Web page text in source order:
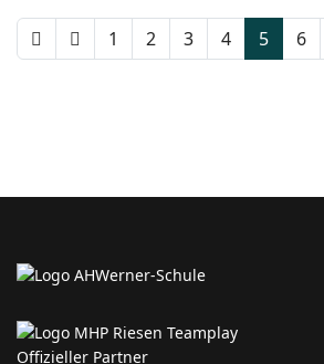
1 2 3 4 5 6